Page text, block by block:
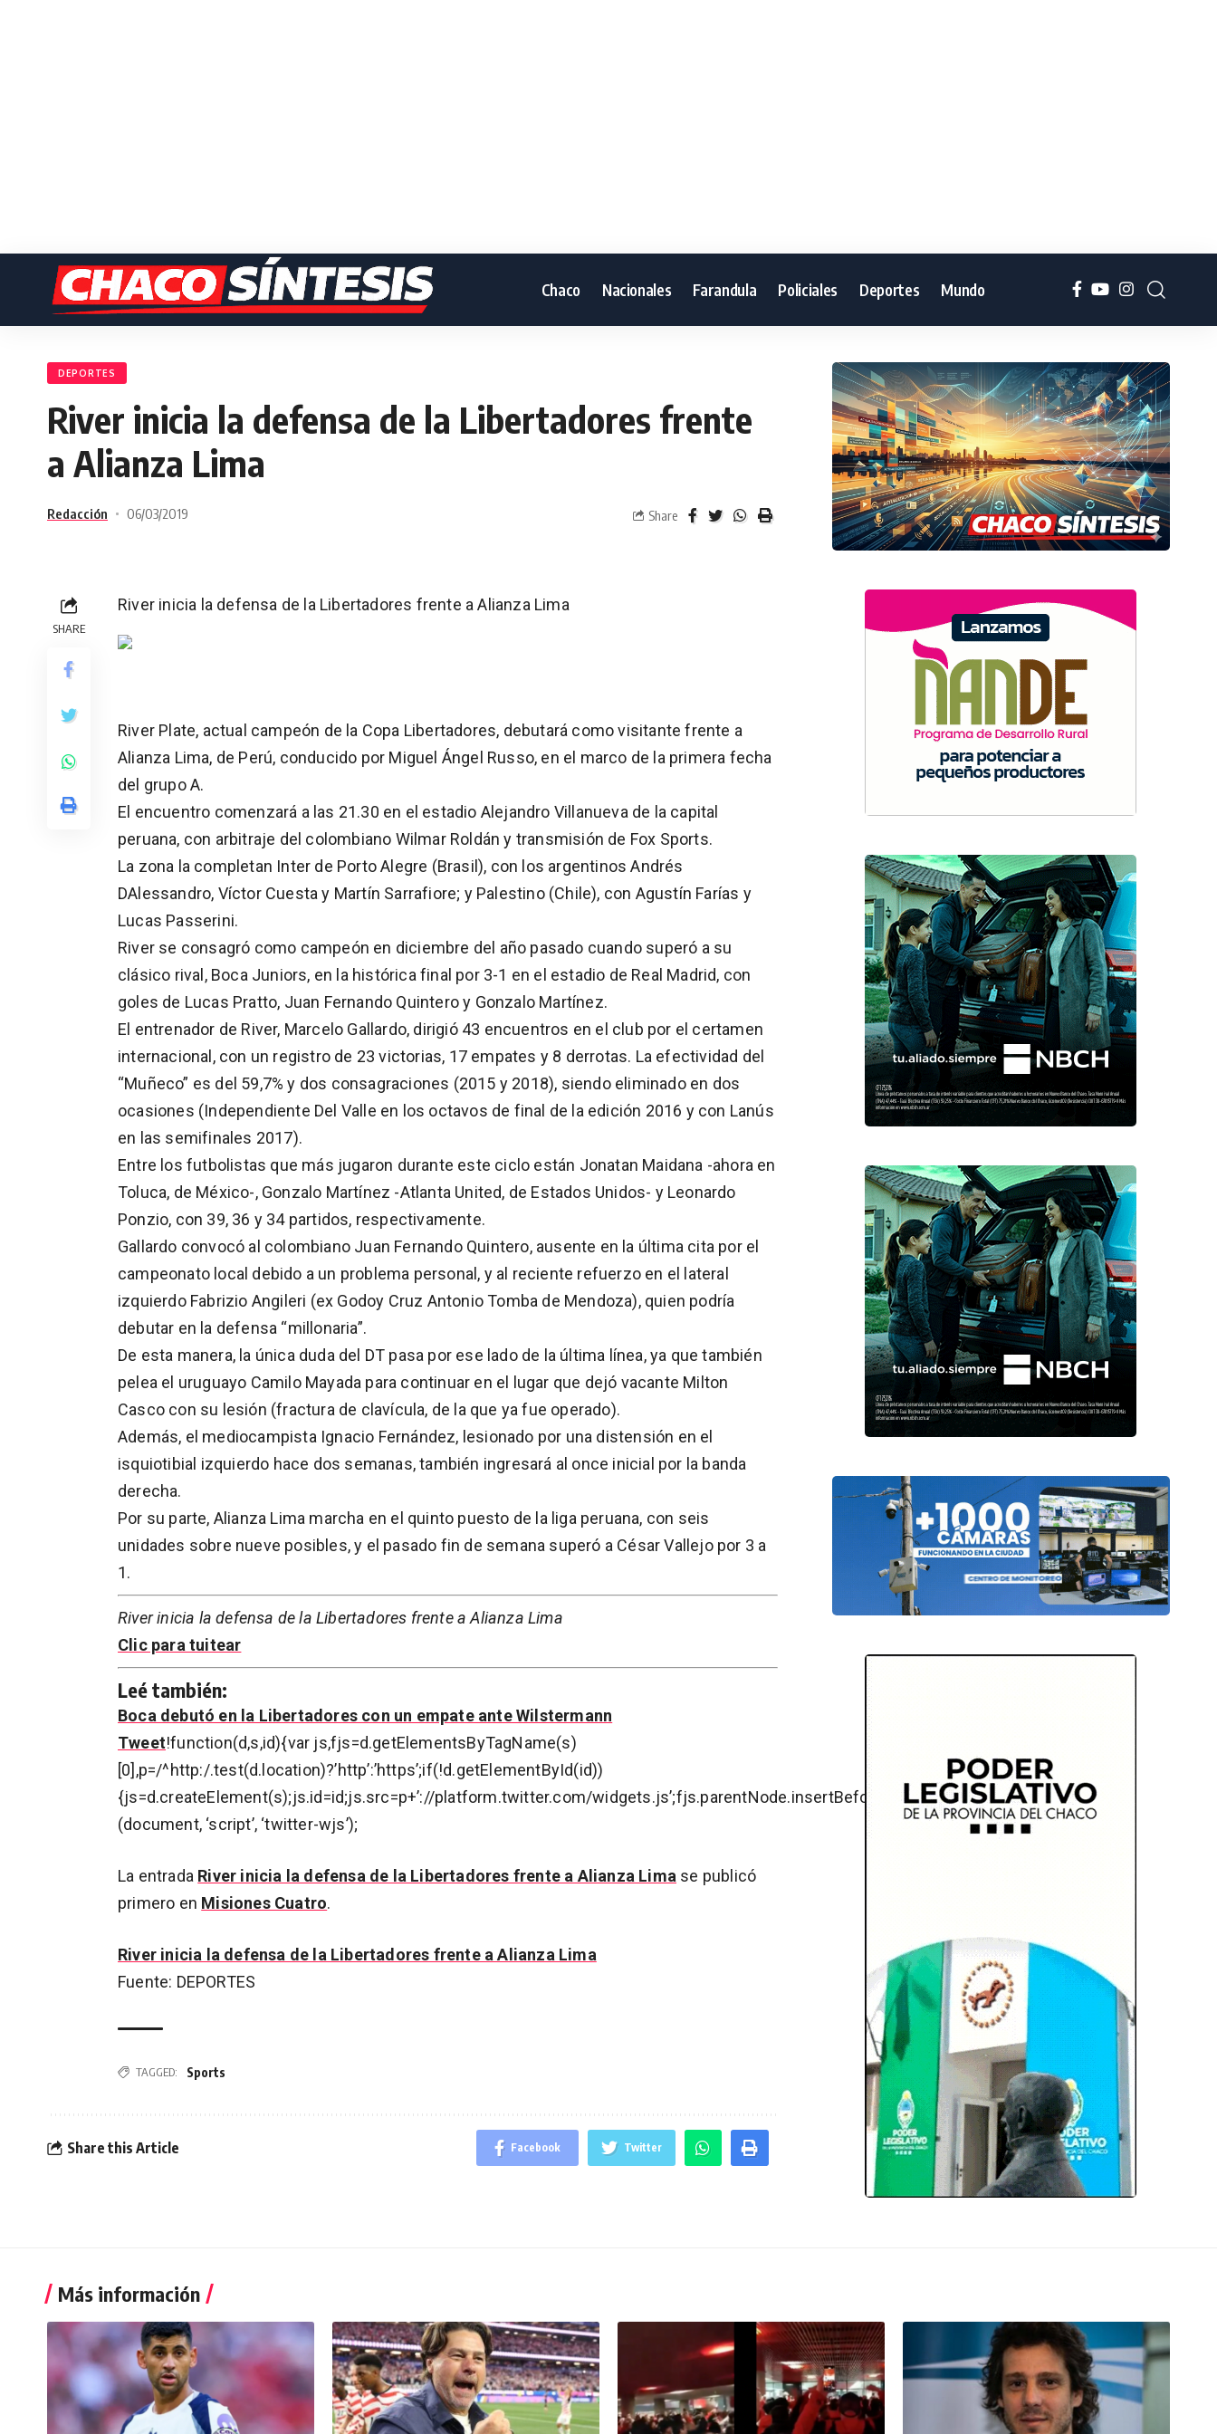
Chaco Nacionales Farandula Policiales Deportes Mundo
DEPORTES
River inicia la defensa de la Libertadores frente
a Alianza Lima
Redacción 06/03/2019 Share
SHARE
River inicia la defensa de la Libertadores frente a Alianza Lima
River Plate, actual campeón de la Copa Libertadores, debutará como visitante frente a
Alianza Lima, de Perú, conducido por Miguel Ángel Russo, en el marco de la primera fecha
del grupo A.
El encuentro comenzará a las 21.30 en el estadio Alejandro Villanueva de la capital
peruana, con arbitraje del colombiano Wilmar Roldán y transmisión de Fox Sports.
La zona la completan Inter de Porto Alegre (Brasil), con los argentinos Andrés
DAlessandro, Víctor Cuesta y Martín Sarrafiore; y Palestino (Chile), con Agustín Farías y
Lucas Passerini.
River se consagró como campeón en diciembre del año pasado cuando superó a su
clásico rival, Boca Juniors, en la histórica final por 3-1 en el estadio de Real Madrid, con
goles de Lucas Pratto, Juan Fernando Quintero y Gonzalo Martínez.
El entrenador de River, Marcelo Gallardo, dirigió 43 encuentros en el club por el certamen
internacional, con un registro de 23 victorias, 17 empates y 8 derrotas. La efectividad del
“Muñeco” es del 59,7% y dos consagraciones (2015 y 2018), siendo eliminado en dos
ocasiones (Independiente Del Valle en los octavos de final de la edición 2016 y con Lanús
en las semifinales 2017).
Entre los futbolistas que más jugaron durante este ciclo están Jonatan Maidana -ahora en
Toluca, de México-, Gonzalo Martínez -Atlanta United, de Estados Unidos- y Leonardo
Ponzio, con 39, 36 y 34 partidos, respectivamente.
Gallardo convocó al colombiano Juan Fernando Quintero, ausente en la última cita por el
campeonato local debido a un problema personal, y al reciente refuerzo en el lateral
izquierdo Fabrizio Angileri (ex Godoy Cruz Antonio Tomba de Mendoza), quien podría
debutar en la defensa “millonaria”.
De esta manera, la única duda del DT pasa por ese lado de la última línea, ya que también
pelea el uruguayo Camilo Mayada para continuar en el lugar que dejó vacante Milton
Casco con su lesión (fractura de clavícula, de la que ya fue operado).
Además, el mediocampista Ignacio Fernández, lesionado por una distensión en el
isquiotibial izquierdo hace dos semanas, también ingresará al once inicial por la banda
derecha.
Por su parte, Alianza Lima marcha en el quinto puesto de la liga peruana, con seis
unidades sobre nueve posibles, y el pasado fin de semana superó a César Vallejo por 3 a
1.
River inicia la defensa de la Libertadores frente a Alianza Lima
Clic para tuitear
Leé también:
Boca debutó en la Libertadores con un empate ante Wilstermann
Tweet!function(d,s,id){var js,fjs=d.getElementsByTagName(s)
[0],p=/^http:/.test(d.location)?’http’:’https’;if(!d.getElementById(id))
{js=d.createElement(s);js.id=id;js.src=p+’://platform.twitter.com/widgets.js’;fjs.parentNode.insertBefore(js,fjs);}}
(document, ‘script’, ‘twitter-wjs’);
La entrada River inicia la defensa de la Libertadores frente a Alianza Lima se publicó
primero en Misiones Cuatro.
River inicia la defensa de la Libertadores frente a Alianza Lima
Fuente: DEPORTES
TAGGED: Sports
Share this Article Facebook Twitter
Más información